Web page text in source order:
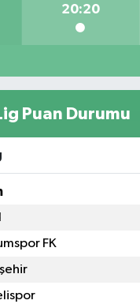
20:20
Puan Durumu
FK